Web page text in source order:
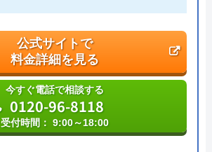
〒556-0014
大阪府大阪市浪速区大国2丁目1番6号
公式サイトで
料金詳細を見る
今すぐ電話で相談する
0120-96-8118
受付時間： 9:00～18:00